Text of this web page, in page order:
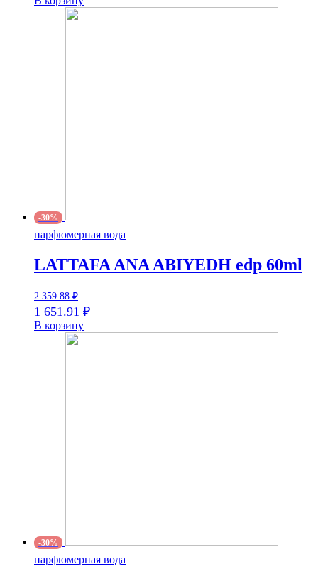
-30%
парфюмерная вода
LATTAFA ANA ABIYEDH edp 60ml
2 359.88₽
1 651.91 ₽
В корзину
-30%
парфюмерная вода